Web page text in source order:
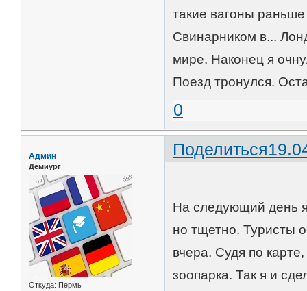
такие вагоны
Свинарником в...
мире. Наконец я
Поезд тронулся.
0
Поделиться
Админ
Демиург
Откуда: Пермь
На следующий день
но тщетно. Туристы
вчера. Судя по
зоопарка. Так я и